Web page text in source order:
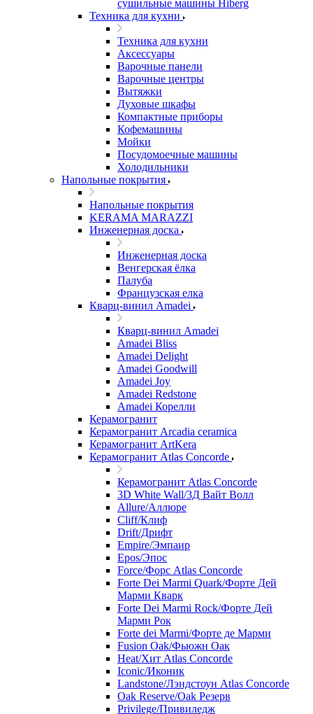
сушильные машины Hiberg
Техника для кухни
Техника для кухни
Аксессуары
Варочные панели
Варочные центры
Вытяжки
Духовые шкафы
Компактные приборы
Кофемашины
Мойки
Посудомоечные машины
Холодильники
Напольные покрытия
Напольные покрытия
KERAMA MARAZZI
Инженерная доска
Инженерная доска
Венгерская ёлка
Палуба
Французская елка
Кварц-винил Amadei
Кварц-винил Amadei
Amadei Bliss
Amadei Delight
Amadei Goodwill
Amadei Joy
Amadei Redstone
Amadei Корелли
Керамогранит
Керамогранит Arcadia ceramica
Керамогранит ArtKera
Керамогранит Atlas Concorde
Керамогранит Atlas Concorde
3D White Wall/3Д Вайт Волл
Allure/Аллюрe
Cliff/Клиф
Drift/Дрифт
Empire/Эмпаир
Epos/Эпос
Force/Фoрс Atlas Concorde
Forte Dei Marmi Quark/Форте Дей
Марми Кварк
Forte Dei Marmi Rock/Форте Дей
Марми Рок
Forte dei Marmi/Форте де Марми
Fusion Oak/Фьюжн Оак
Heat/Xит Atlas Concorde
Iconic/Иконик
Landstone/Лэндстоун Atlas Concorde
Oak Reserve/Оak Резepв
Privilege/Привиледж